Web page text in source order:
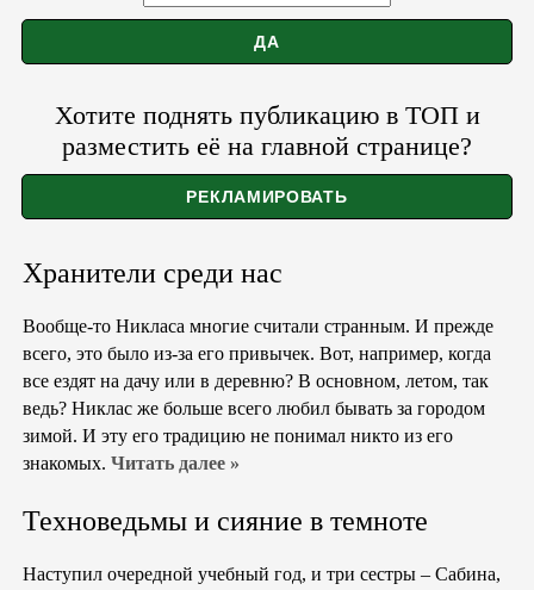
Хотите поднять публикацию в ТОП и
разместить её на главной странице?
Хранители среди нас
Вообще-то Никласа многие считали странным. И прежде
всего, это было из-за его привычек. Вот, например, когда
все ездят на дачу или в деревню? В основном, летом, так
ведь? Никлас же больше всего любил бывать за городом
зимой. И эту его традицию не понимал никто из его
знакомых. Читать далее »
Техноведьмы и сияние в темноте
Наступил очередной учебный год, и три сестры – Сабина,